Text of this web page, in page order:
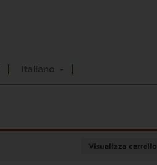
Italiano
Visualizza carrello